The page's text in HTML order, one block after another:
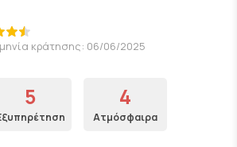
κράτησης: 06/06/2025
5 4
Ατμόσφαιρα